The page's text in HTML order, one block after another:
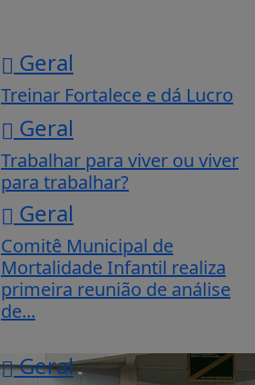
Geral
Treinar Fortalece e dá Lucro
Geral
Trabalhar para viver ou viver
para trabalhar?
Geral
Comitê Municipal de
Mortalidade Infantil realiza
primeira reunião de análise
de...
Geral